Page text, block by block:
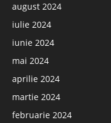
august 2024
iulie 2024
iunie 2024
mai 2024
aprilie 2024
martie 2024
februarie 2024